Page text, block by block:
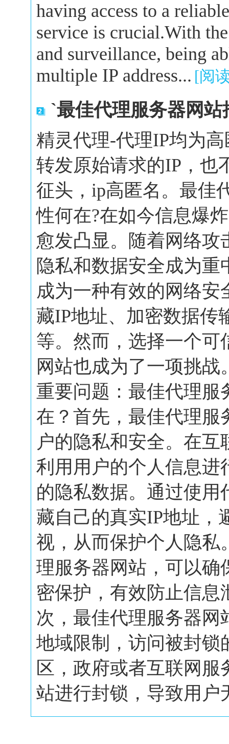
having access to a
service is crucial.With
and surveillance, being
multiple IP address... [阅
`最佳代理服务器网
精灵代理-代理IP均为
转发原始请求的IP，也
征头，ip高匿名。最佳
性何在?在如今信息爆
愈发凸显。随着网络攻
隐私和数据安全成为
成为一种有效的网络
藏IP地址、加密数据传
等。然而，选择一个可
网站也成为了一项挑
重要问题：最佳代理服
在？首先，最佳代理服
户的隐私和安全。在
利用用户的个人信息进
的隐私数据。通过使
藏自己的真实IP地址，
视，从而保护个人隐私
理服务器网站，可以确
密保护，有效防止信
次，最佳代理服务器
地域限制，访问被封锁
区，政府或者互联网
站进行封锁，导致用户